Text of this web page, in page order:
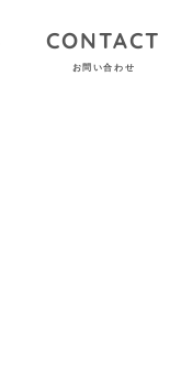
CONTACT
お問い合わせ